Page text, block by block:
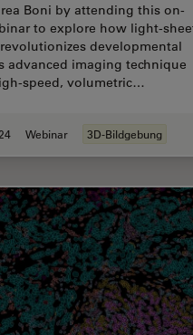
Boni by attending this on-
to explore how light-
developmental
advanced imaging technique
speed, volumetric…
Webinar 3D-Bildgebung